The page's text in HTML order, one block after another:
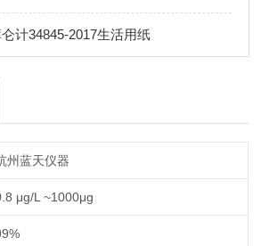
计34845-2017生活用纸
州蓝天仪器
μg/L ~1000μg